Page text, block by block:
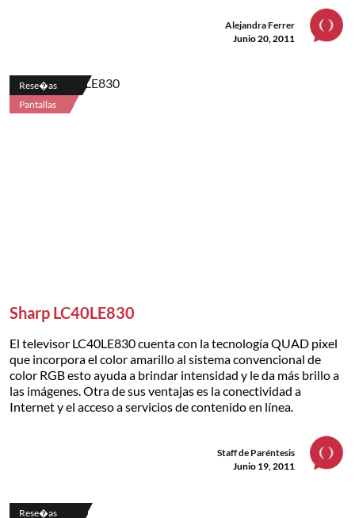
Alejandra Ferrer
Junio 20, 2011
Rese�as
Pantallas
Sharp LC40LE830
El televisor LC40LE830 cuenta con la tecnología QUAD pixel
que incorpora el color amarillo al sistema convencional de
color RGB esto ayuda a brindar intensidad y le da más brillo a
las imágenes. Otra de sus ventajas es la conectividad a
Internet y el acceso a servicios de contenido en línea.
Staff de Paréntesis
Junio 19, 2011
Rese�as